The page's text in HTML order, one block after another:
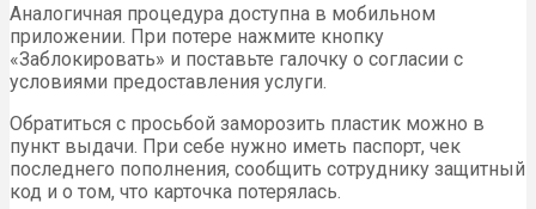
Аналогичная процедура доступна в мобильном
приложении. При потере нажмите кнопку
«Заблокировать» и поставьте галочку о согласии с
условиями предоставления услуги.
Обратиться с просьбой заморозить пластик можно в
пункт выдачи. При себе нужно иметь паспорт, чек
последнего пополнения, сообщить сотруднику защитный
код и о том, что карточка потерялась.